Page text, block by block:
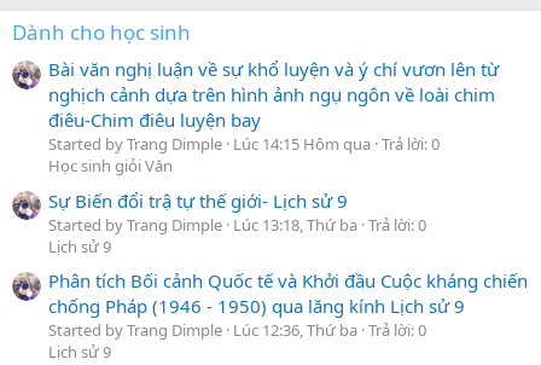
Dành cho học sinh
Bài văn nghị luận về sự khổ luyện và ý chí vươn lên từ
nghịch cảnh dựa trên hình ảnh ngụ ngôn về loài chim
điêu-Chim điêu luyện bay
Started by Trang Dimple Lúc 14:15 Hôm qua Trả lời: 0
Học sinh giỏi Văn
Sự Biến đổi trậ tự thế giới- Lịch sử 9
Started by Trang Dimple Lúc 13:18, Thứ ba Trả lời: 0
Lịch sử 9
Phân tích Bối cảnh Quốc tế và Khởi đầu Cuộc kháng chiến
chống Pháp (1946 - 1950) qua lăng kính Lịch sử 9
Started by Trang Dimple Lúc 12:36, Thứ ba Trả lời: 0
Lịch sử 9